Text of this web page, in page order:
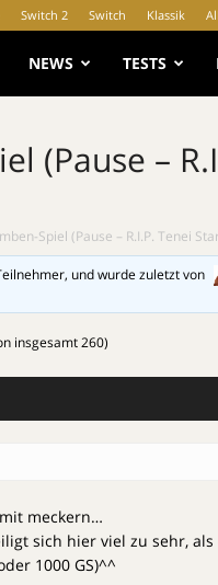
Switch 2 Switch Klassik
MANIAC.de
NEWS TESTS
(Pause –
Spiel (Pause – R.I.P. Tenei
und wurde zuletzt von
insgesamt 260)
meckern…
sich hier viel zu sehr,
1000 GS)^^